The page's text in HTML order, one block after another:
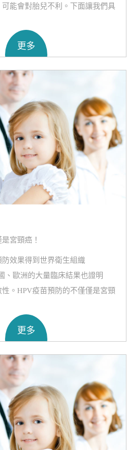
能會對胎兒不利。下面讓我們具
更多
宮頸癌！
效果得到世界衛生組織
、歐洲的大量臨床結果也證明
。HPV疫苗預防的不僅僅是宮頸
更多